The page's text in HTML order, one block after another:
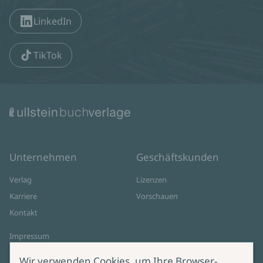
LinkedIn
TikTok
Unternehmen
Verlag
Karriere
Kontakt
Impressum
Geschäftskunden
Lizenzen
Vorschauen